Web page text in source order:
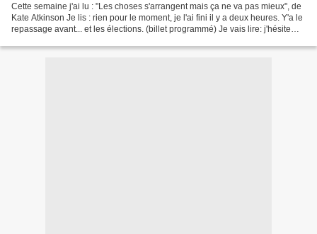
Cette semaine j'ai lu : "Les choses s'arrangent mais ça ne va pas mieux", de
Kate Atkinson Je lis : rien pour le moment, je l'ai fini il y a deux heures. Y'a le
repassage avant... et les élections. (billet programmé) Je vais lire: j'hésite